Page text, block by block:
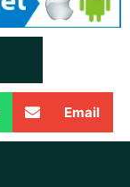
Email